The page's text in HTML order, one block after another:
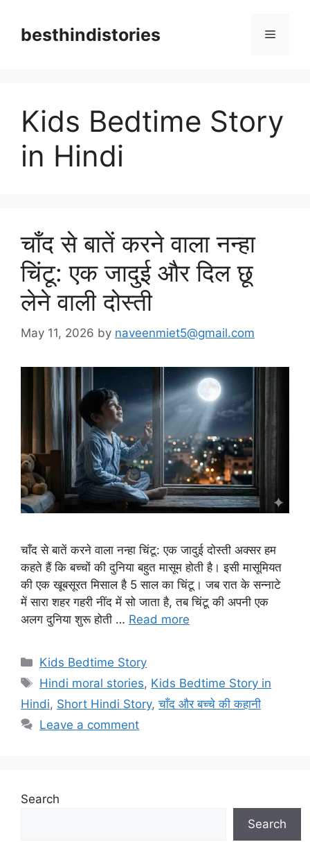
contentbesthindistories Menu
Kids Bedtime Story
in Hindi
चाँद से बातें करने वाला नन्हा
चिंटू: एक जादुई और दिल छू
लेने वाली दोस्ती
May 11, 2026 by naveenmiet5@gmail.com
चाँद से बातें करने वाला नन्हा चिंटू: एक जादुई दोस्ती अक्सर हम
कहते हैं कि बच्चों की दुनिया बहुत मासूम होती है। इसी मासूमियत
की एक खूबसूरत मिसाल है 5 साल का चिंटू। जब रात के सन्नाटे
में सारा शहर गहरी नींद में सो जाता है, तब चिंटू की अपनी एक
अलग दुनिया शुरू होती … Read more
Categories
Kids Bedtime Story
Tags
Hindi moral stories, Kids Bedtime Story in
Hindi, Short Hindi Story,चाँद और बच्चे की कहानी
Leave a comment
Search
Search